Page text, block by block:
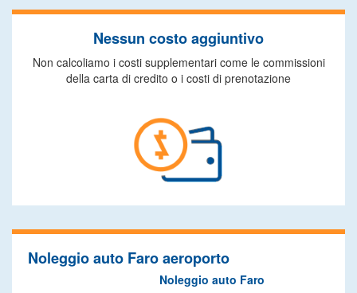
Nessun costo aggiuntivo
Non calcoliamo i costi supplementari come le commissioni
della carta di credito o i costi di prenotazione
Noleggio auto Faro aeroporto
Noleggio auto Faro